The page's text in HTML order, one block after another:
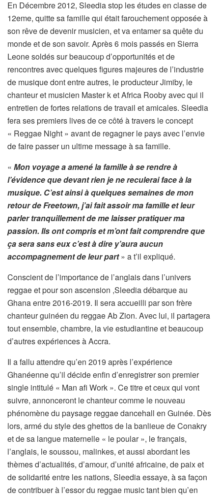
En Décembre 2012, Sleedia stop les études en classe de
12eme, quitte sa famille qui était farouchement opposée à
son rêve de devenir musicien, et va entamer sa quête du
monde et de son savoir. Après 6 mois passés en Sierra
Leone soldés sur beaucoup d’opportunités et de
rencontres avec quelques figures majeures de l’industrie
de musique dont entre autres, le producteur Jimiby, le
chanteur et musicien Master k et Africa Rooby avec qui il
entretien de fortes relations de travail et amicales. Sleedia
fera ses premiers lives de ce côté à travers le concept
« Reggae Night » avant de regagner le pays avec l’envie
de faire passer un ultime message à sa famille.
« Mon voyage a amené la famille à se rendre à
l’évidence que devant rien je ne reculerai face à la
musique. C’est ainsi à quelques semaines de mon
retour de Freetown, j’ai fait assoir ma famille et leur
parler tranquillement de me laisser pratiquer ma
passion. Ils ont compris et m’ont fait comprendre que
ça sera sans eux c’est à dire y’aura aucun
accompagnement de leur part» a t’il expliqué.
Conscient de l’importance de l’anglais dans l’univers
reggae et pour son ascension ,Sleedia débarque au
Ghana entre 2016-2019. Il sera accueilli par son frère
chanteur guinéen du reggae Ab Zion. Avec lui, il partagera
tout ensemble, chambre, la vie estudiantine et beaucoup
d’autres expériences à Accra.
Il a fallu attendre qu’en 2019 après l’expérience
Ghanéenne qu’il décide enfin d’enregistrer son premier
single intitulé « Man afi Work ». Ce titre et ceux qui vont
suivre, annonceront le chanteur comme le nouveau
phénomène du paysage reggae dancehall en Guinée. Dès
lors, armé du style des ghettos de la banlieue de Conakry
et de sa langue maternelle « le poular », le français,
l’anglais, le soussou, malinkes, et aussi abordant les
thèmes d’actualités, d’amour, d’unité africaine, de paix et
de solidarité entre les nations, Sleedia essaye, à sa façon
de contribuer à l’essor du reggae music tant bien qu’en